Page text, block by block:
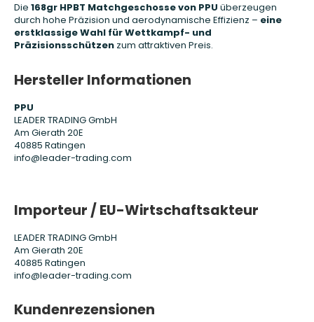
Die 168gr HPBT Matchgeschosse von PPU überzeugen
durch hohe Präzision und aerodynamische Effizienz – eine
erstklassige Wahl für Wettkampf- und
Präzisionsschützen zum attraktiven Preis.
Hersteller Informationen
PPU
LEADER TRADING GmbH
Am Gierath 20E
40885 Ratingen
info@leader-trading.com
Importeur / EU-Wirtschaftsakteur
LEADER TRADING GmbH
Am Gierath 20E
40885 Ratingen
info@leader-trading.com
Kundenrezensionen